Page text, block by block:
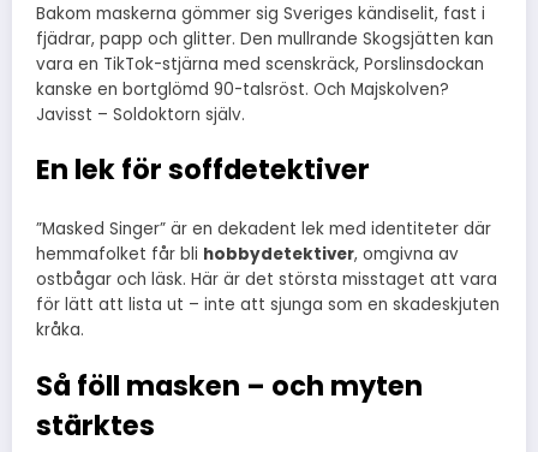
Bakom maskerna gömmer sig Sveriges kändiselit, fast i
fjädrar, papp och glitter. Den mullrande Skogsjätten kan
vara en TikTok-stjärna med scenskräck, Porslinsdockan
kanske en bortglömd 90-talsröst. Och Majskolven?
Javisst – Soldoktorn själv.
En lek för soffdetektiver
”Masked Singer” är en dekadent lek med identiteter där
hemmafolket får bli hobbydetektiver, omgivna av
ostbågar och läsk. Här är det största misstaget att vara
för lätt att lista ut – inte att sjunga som en skadeskjuten
kråka.
Så föll masken – och myten
stärktes